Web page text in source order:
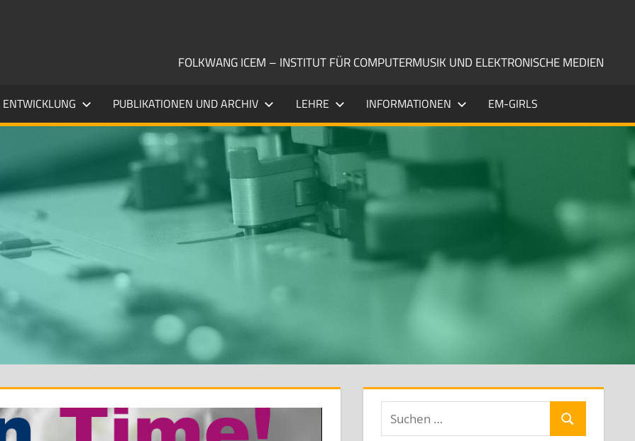
FOLKWANG ICEM – INSTITUT FÜR COMPUTERMUSIK UND ELEKTRONISCHE MEDIEN
PUBLIKATIONEN UND ARCHIV LEHRE INFORMATIONEN EM-GIRLS
Suchen
nach:
Suchen